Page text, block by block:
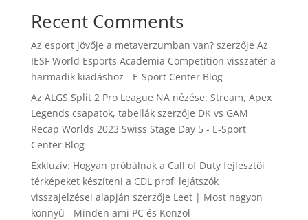
Recent Comments
Az esport jövője a metaverzumban van?szerzője Az
IESF World Esports Academia Competition visszatér a
harmadik kiadáshoz - E-Sport Center Blog
Az ALGS Split 2 Pro League NA nézése: Stream, Apex
Legends csapatok, tabellákszerzője DK vs GAM
Recap Worlds 2023 Swiss Stage Day 5 - E-Sport
Center Blog
Exkluzív: Hogyan próbálnak a Call of Duty fejlesztői
térképeket készíteni a CDL profi lejátszók
visszajelzései alapján szerzője Leet | Most nagyon
könnyű - Minden ami PC és Konzol